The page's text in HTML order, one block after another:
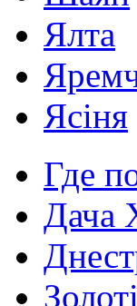
Ялта
Ясіня
Где
Дача